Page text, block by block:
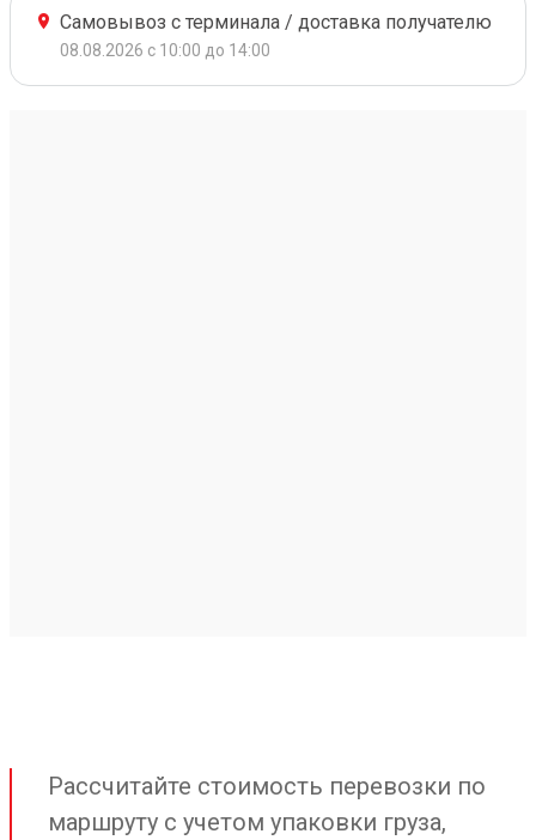
Самовывоз с терминала / доставка получателю
08.08.2026 с 10:00 до 14:00
Рассчитайте стоимость перевозки по
маршруту с учетом упаковки груза,